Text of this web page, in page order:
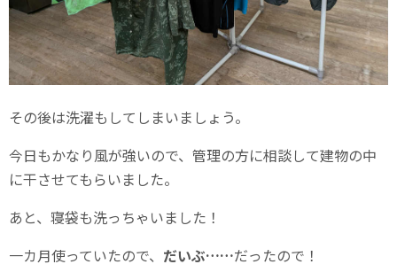
その後は洗濯もしてしまいましょう。
今日もかなり風が強いので、管理の方に相談して建物の中
に干させてもらいました。
あと、寝袋も洗っちゃいました！
一カ月使っていたので、 だいぶ……だったので！